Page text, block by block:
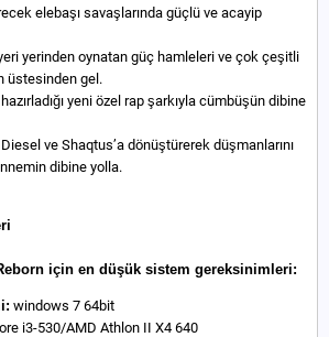
elebaşı savaşlarında güçlü ve acayip
yerinden oynatan güç hamleleri ve çok çeşitli
üstesinden gel.
yeni özel rap şarkıyla cümbüşün dibine
ve Shaqtus’a dönüştürerek düşmanlarını
dibine yolla.
için en düşük sistem gereksinimleri:
windows 7 64bit
i3-530/AMD Athlon II X4 640